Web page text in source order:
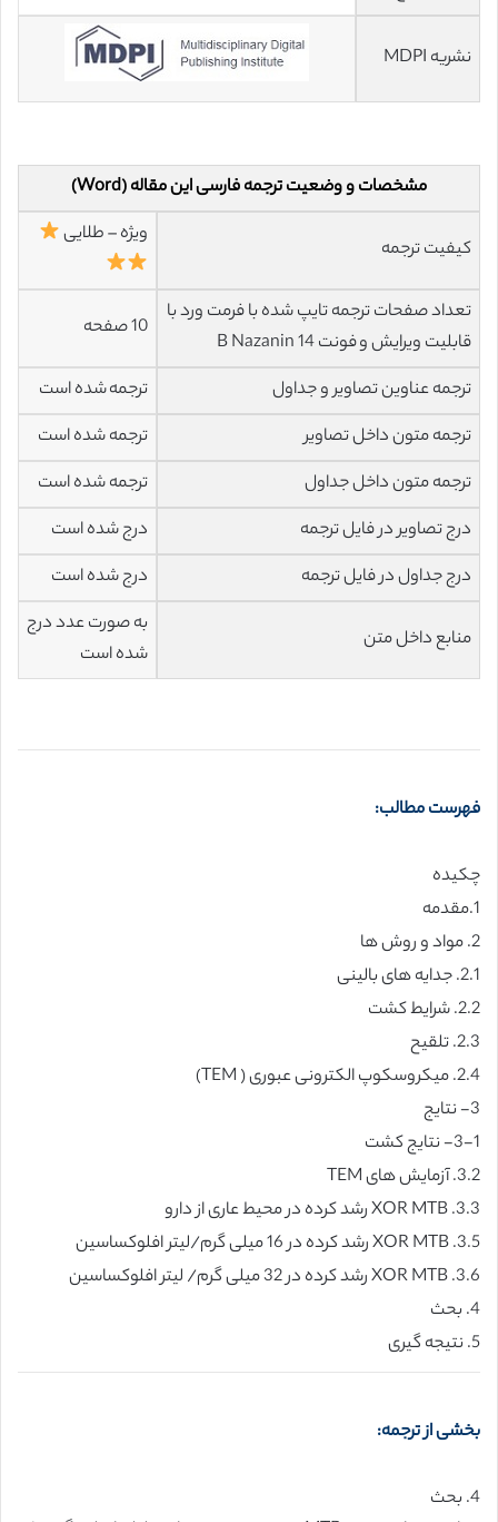
نشریه MDPI
مشخصات و وضعیت ترجمه فارسی این مقاله (Word)
کیفیت ترجمه
ویژه – طلایی
تعداد صفحات ترجمه تایپ شده با فرمت ورد با
قابلیت ویرایش و فونت 14 B Nazanin
10 صفحه
ترجمه عناوین تصاویر و جداول
ترجمه شده است
ترجمه متون داخل تصاویر
ترجمه شده است
ترجمه متون داخل جداول
ترجمه شده است
درج تصاویر در فایل ترجمه
درج شده است
درج جداول در فایل ترجمه
درج شده است
منابع داخل متن
به صورت عدد درج
شده است
فهرست مطالب:
چکیده
1.مقدمه
2. مواد و روش ها
2.1. جدایه های بالینی
2.2. شرایط کشت
2.3. تلقیح
2.4. میکروسکوپ الکترونی عبوری ( TEM)
3- نتایج
3-1- نتایج کشت
3.2. آزمایش های TEM
3.3. XOR MTB رشد کرده در محیط عاری از دارو
3.5. XOR MTB رشد کرده در 16 میلی گرم/لیتر افلوکساسین
3.6. XOR MTB رشد کرده در 32 میلی گرم/ لیتر افلوکساسین
4. بحث
5. نتیجه گیری
بخشی از ترجمه:
4. بحث